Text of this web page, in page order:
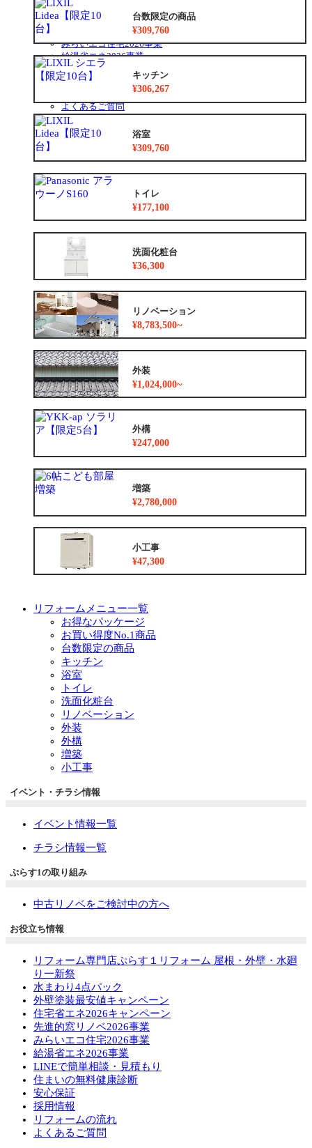
展
開
展
開
外壁塗装最安値キャンペーン
住宅省エネ2026キャンペーン
先進的窓リノベ2026事業
みらいエコ住宅2026事業
給湯省エネ2026事業
安心保証
お得なリフォームメニュー
リフォームの流れ
よくあるご質問
中古リノベをご検討中の方へ
台数限定の商品
¥309,760
キッチン
¥306,267
浴室
¥309,760
トイレ
¥177,100
洗面化粧台
¥36,300
リノベーション
¥8,783,500~
外装
¥1,024,000~
外構
¥247,000
増築
¥2,780,000
小工事
¥47,300
リフォームメニュー一覧
お得なパッケージ
お買い得度No.1商品
台数限定の商品
キッチン
浴室
トイレ
洗面化粧台
リノベーション
外装
外構
増築
小工事
イベント・チラシ情報
イベント情報一覧
チラシ情報一覧
ぷらす1の取り組み
中古リノベをご検討中の方へ
お役立ち情報
リフォーム専門店ぷらす１リフォーム 屋根・外壁・水廻
り一新祭
水まわり4点パック
外壁塗装最安値キャンペーン
住宅省エネ2026キャンペーン
先進的窓リノベ2026事業
みらいエコ住宅2026事業
給湯省エネ2026事業
LINEで簡単相談・見積もり
住まいの無料健康診断
安心保証
採用情報
リフォームの流れ
よくあるご質問